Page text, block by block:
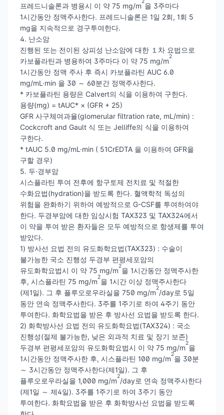
프레드니솔론과 병용시 이 약 75 mg/m 을 3주마다
1시간동안 정맥주사한다. 프레드니솔론은 1일 2회, 1회 5
mg을 지속적으로 경구투여한다.
4. 난소암
진행된 또는 전이된 상피성 난소암에 대한 １차 요법으로
카보플라틴과 병용하여 3주마다 이 약 75 mg/m
2
1시간동안 정맥 주사 후 즉시 카보플라틴 AUC 6.0
mg/mL·min 을 30 ～ 60분간 정맥주사한다.
* 카보플라틴 용량은 Calvert의 식을 이용하여 구한다.
용량(mg) = tAUC* × (GFR + 25)
GFR 사구체여과율(glomerular filtration rate, mL/min) :
Cockcroft and Gault 식 또는 Jelliffe의 식을 이용하여
구한다.
* tAUC 5.0 mg/mL·min ( 51CrEDTA 을 이용하여 GFR을
구할 경우)
5. 두·경부암
시스플라틴 투여 전후에 항구토제 전치료 및 적절한
수화요법(hydration)을 받도록 한다. 혈액학적 독성의
위험을 완화하기 위하여 예방적으로 G-CSF를 투여하여야
한다. 두경부암에 대한 임상시험 TAX323 및 TAX324에서
이 약을 투여 받은 환자들은 모두 예방적으로 항생제를 투여
받았다.
1) 방사선 요법 전의 유도화학요법(TAX323) : 수술이
불가능한 국소 진행성 두경부 편평세포암의
유도화학요법시 이 약 75 mg/m
2
을 1시간동안 정맥주사한
후, 시스플라틴 75 mg/m
2
을 1시간 이상 정맥주사한다
(제1일). 그 후 플루오로우라실을 750 mg/m
2
/day로 5일
동안 연속 정맥주사한다. 3주를 1주기로 하여 4주기 동안
투여한다. 화학요법을 받은 후 방사선 요법을 받도록 한다.
2) 화학방사선 요법 전의 유도화학요법(TAX324) : 국소
진행성(절제 불가능한, 낮은 외과적 치료 및 장기 보존)
두경부 편평세포암의 유도화학요법시 이 약 75 mg/m
2
을
1시간동안 정맥주사한 후, 시스플라틴 100 mg/m
2
을 30분
～ 3시간동안 정맥주사한다(제1일). 그 후
플루오로우라실을 1,000 mg/m
2
/day로 연속 정맥주사한다
(제1일 ～ 제4일). 3주를 1주기로 하여 3주기 동안
투여한다. 화학요법을 받은 후 화학방사선 요법을 받도록